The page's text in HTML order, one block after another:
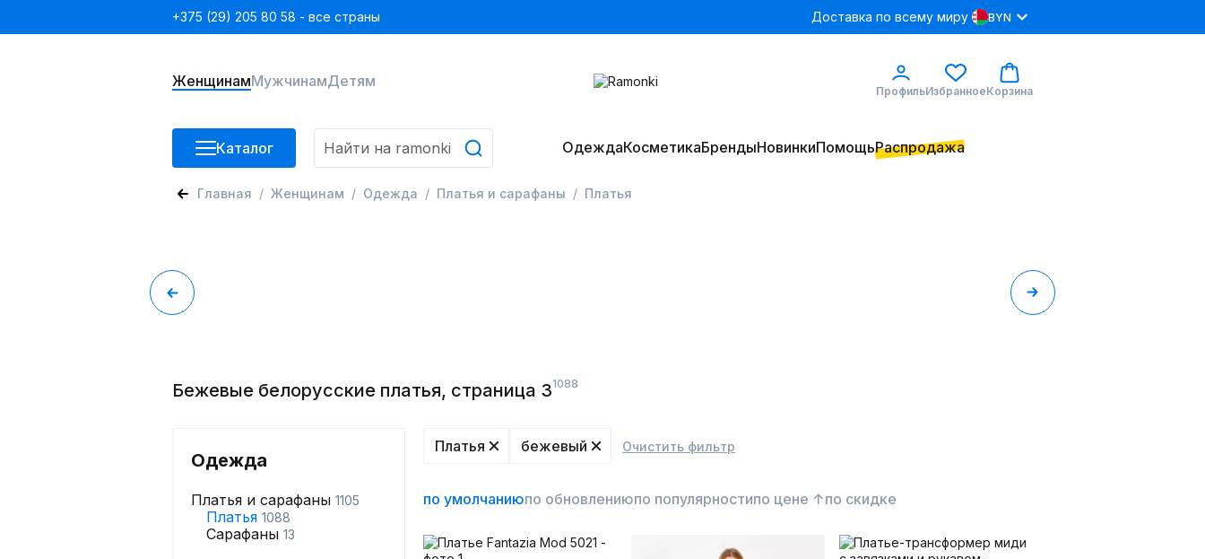
+375 (29) 205 80 58 - все страны Доставка по всему миру BYN
ЖенщинамМужчинамДетям
ПрофильИзбранноеКорзина
Каталог ОдеждаКосметикаБрендыНовинкиПомощьРаспродажа
Главная Женщинам Одежда Платья и сарафаны Платья
Бежевые белорусские платья, страница 31088
Одежда
Платья и сарафаны 1105
Платья 1088
Сарафаны 13
Платья бежевый Очистить фильтр
по умолчаниюпо обновлениюпо популярностипо цене ↑по скидке